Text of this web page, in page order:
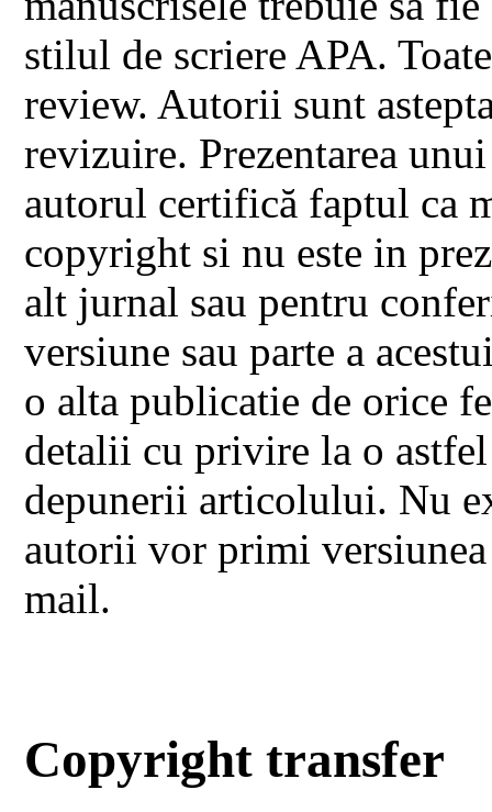
stilul de scriere APA.
review. Autorii sunt
revizuire. Prezentarea
autorul certifică faptul ca
copyright si nu este in
alt jurnal sau pentru
versiune sau parte a
o alta publicatie de orice
detalii cu privire la o
depunerii articolului. Nu
autorii vor primi
mail.
Copyright transfer